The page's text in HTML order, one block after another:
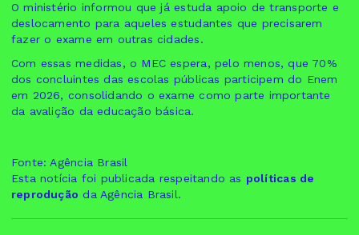
O ministério informou que já estuda apoio de transporte e
deslocamento para aqueles estudantes que precisarem
fazer o exame em outras cidades.
Com essas medidas, o MEC espera, pelo menos, que 70%
dos concluintes das escolas públicas participem do Enem
em 2026, consolidando o exame como parte importante
da avalição da educação básica.
Fonte: Agência Brasil
Esta notícia foi publicada respeitando as políticas de
reprodução da Agência Brasil.